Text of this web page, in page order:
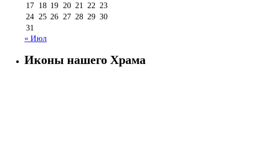
17 18 19 20 21 22 23
24 25 26 27 28 29 30
31
« Июл
Иконы нашего Храма